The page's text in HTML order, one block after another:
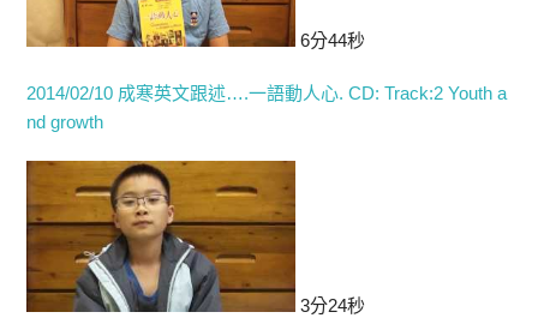
6分44秒
2014/02/10 成寒英文跟述….一語動人心. CD: Track:2 Youth a
nd growth
3分24秒